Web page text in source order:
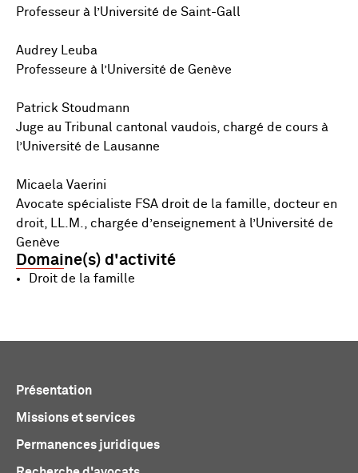
Professeur à l’Université de Saint-Gall
Audrey Leuba
Professeure à l’Université de Genève
Patrick Stoudmann
Juge au Tribunal cantonal vaudois, chargé de cours à
l’Université de Lausanne
Micaela Vaerini
Avocate spécialiste FSA droit de la famille, docteur en
droit, LL.M., chargée d’enseignement à l’Université de
Genève
Domaine(s) d'activité
Droit de la famille
Présentation
Missions et services
Permanences juridiques